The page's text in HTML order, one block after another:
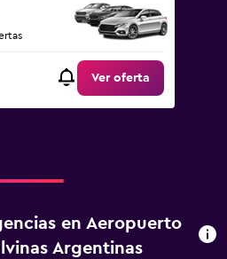
Ver oferta
en Aeropuerto
Argentinas